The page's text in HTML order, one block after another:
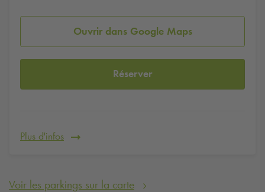
Ouvrir dans Google Maps
Réserver
Plus d'infos
Voir les parkings sur la carte